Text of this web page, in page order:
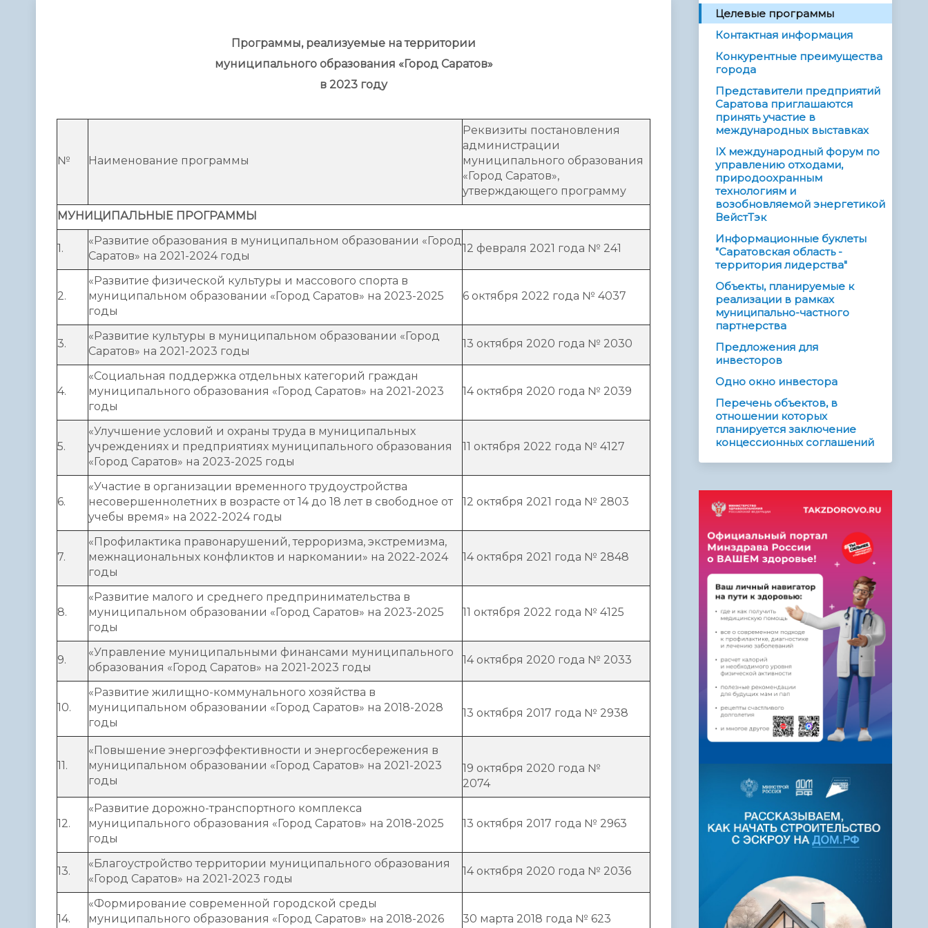
Программы, реализуемые на территории
муниципального образования «Город Саратов»
в 2023 году
№ Наименование программы
Реквизиты постановления
администрации
муниципального образования
«Город Саратов»,
утверждающего программу
МУНИЦИПАЛЬНЫЕ ПРОГРАММЫ
1.
«Развитие образования в муниципальном образовании «Город
Саратов» на 2021-2024 годы
12 февраля 2021 года № 241
2.
«Развитие физической культуры и массового спорта в
муниципальном образовании «Город Саратов» на 2023-2025
годы
6 октября 2022 года № 4037
3.
«Развитие культуры в муниципальном образовании «Город
Саратов» на 2021-2023 годы
13 октября 2020 года № 2030
4.
«Социальная поддержка отдельных категорий граждан
муниципального образования «Город Саратов» на 2021-2023
годы
14 октября 2020 года № 2039
5.
«Улучшение условий и охраны труда в муниципальных
учреждениях и предприятиях муниципального образования
«Город Саратов» на 2023-2025 годы
11 октября 2022 года № 4127
6.
«Участие в организации временного трудоустройства
несовершеннолетних в возрасте от 14 до 18 лет в свободное от
учебы время» на 2022-2024 годы
12 октября 2021 года № 2803
7.
«Профилактика правонарушений, терроризма, экстремизма,
межнациональных конфликтов и наркомании» на 2022-2024
годы
14 октября 2021 года № 2848
8.
«Развитие малого и среднего предпринимательства в
муниципальном образовании «Город Саратов» на 2023-2025
годы
11 октября 2022 года № 4125
9.
«Управление муниципальными финансами муниципального
образования «Город Саратов» на 2021-2023 годы
14 октября 2020 года № 2033
10.
«Развитие жилищно-коммунального хозяйства в
муниципальном образовании «Город Саратов» на 2018-2028
годы
13 октября 2017 года № 2938
11.
«Повышение энергоэффективности и энергосбережения в
муниципальном образовании «Город Саратов» на 2021-2023
годы
19 октября 2020 года №
2074
12.
«Развитие дорожно-транспортного комплекса
муниципального образования «Город Саратов» на 2018-2025
годы
13 октября 2017 года № 2963
13.
«Благоустройство территории муниципального образования
«Город Саратов» на 2021-2023 годы
14 октября 2020 года № 2036
14.
«Формирование современной городской среды
муниципального образования «Город Саратов» на 2018-2026
30 марта 2018 года № 623
Целевые программы
Контактная информация
Конкурентные преимущества
города
Представители предприятий
Саратова приглашаются
принять участие в
международных выставках
IX международный форум по
управлению отходами,
природоохранным
технологиям и
возобновляемой энергетикой
ВейстТэк
Информационные буклеты
"Саратовская область -
территория лидерства"
Объекты, планируемые к
реализации в рамках
муниципально-частного
партнерства
Предложения для
инвесторов
Одно окно инвестора
Перечень объектов, в
отношении которых
планируется заключение
концессионных соглашений